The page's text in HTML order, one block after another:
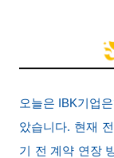
오늘은 IBK기업
았습니다. 현재
기 전 계약 연장